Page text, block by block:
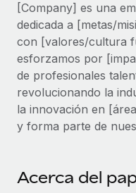
Integraciones
Optimiza los
esenciales.
SERVICIOS
Pregunta a un
Obtén ayuda de
Comprobaciones
Asociarse
Descubre
Remote Build
Consultoría de
CASOS PRÁCTICOS
Información sobre
Centro de
Obtén ayuda
Consulta todos los
Nómina global
[Company] es una
dedicada a [metas/
con [valores/cultura
esforzamos por
de profesionales
revolucionando la
la innovación en
y forma parte de
Acerca del